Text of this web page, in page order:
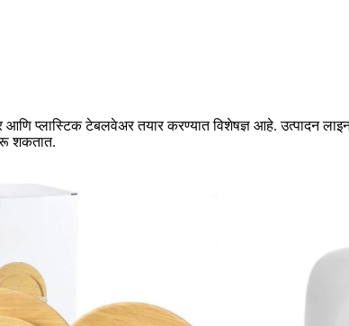
आणि प्लास्टिक टेबलवेअर तयार करण्यात विशेषज्ञ आहे. उत्पादन
शकतात.